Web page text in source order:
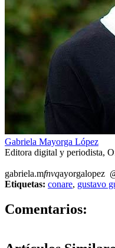
Gabriela Mayorga López
Editora digital y periodista,
gabriela.mfnvqayorgalopez
Etiquetas: conare, gustavo
Comentarios: